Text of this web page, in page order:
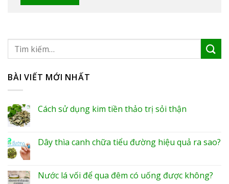
BÀI VIẾT MỚI NHẤT
Cách sử dụng kim tiền thảo trị sỏi thận
Dây thìa canh chữa tiểu đường hiệu quả ra sao?
Nước lá vối để qua đêm có uống được không?